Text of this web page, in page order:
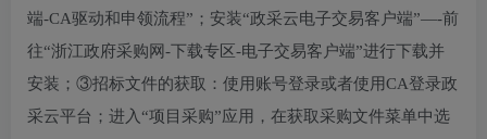
端-CA驱动和申领流程”；安装“政采云电子交易客户端”—-前
往“浙江政府采购网-下载专区-电子交易客户端”进行下载并
安装；③招标文件的获取：使用账号登录或者使用CA登录政
采云平台；进入“项目采购”应用，在获取采购文件菜单中选